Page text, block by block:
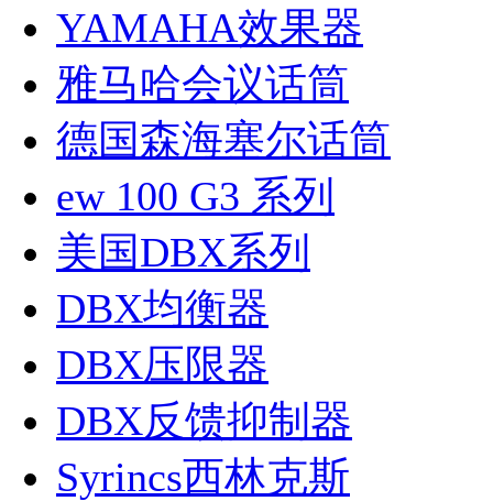
YAMAHA效果器
雅马哈会议话筒
德国森海塞尔话筒
ew 100 G3 系列
美国DBX系列
DBX均衡器
DBX压限器
DBX反馈抑制器
Syrincs西林克斯